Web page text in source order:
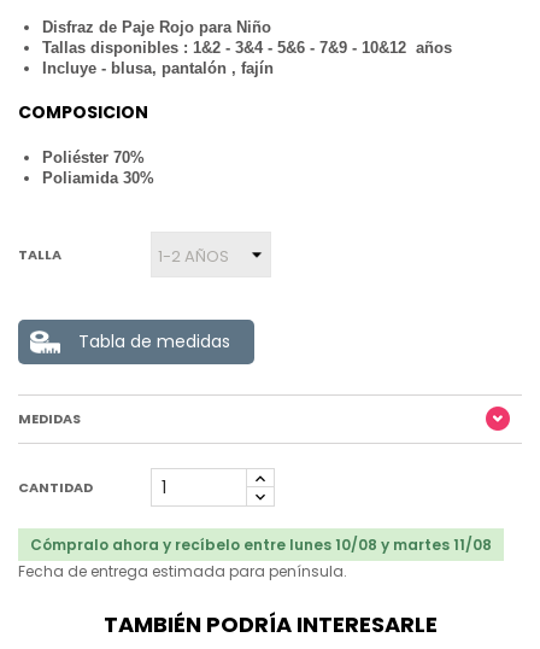
Disfraz de Paje Rojo para Niño
Tallas disponibles : 1&2 - 3&4 - 5&6 - 7&9 - 10&12 años
Incluye - blusa, pantalón , fajín
COMPOSICION
Poliéster 70%
Poliamida 30%
TALLA
Tabla de medidas
MEDIDAS
CANTIDAD
Cómpralo ahora y recíbelo entre lunes 10/08 y martes 11/08
Fecha de entrega estimada para península.
TAMBIÉN PODRÍA INTERESARLE